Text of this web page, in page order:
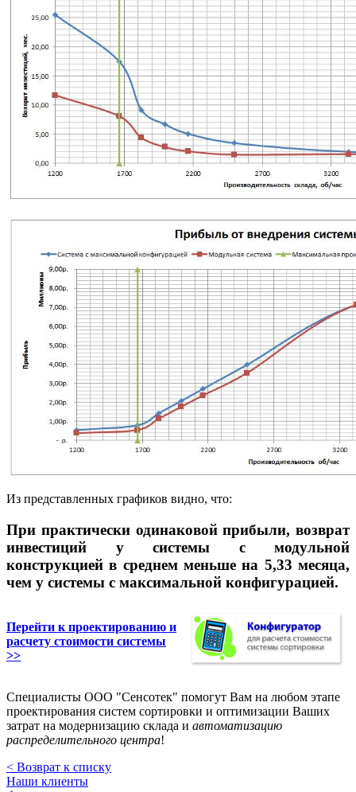
Из представленных графиков видно, что:
При практически одинаковой прибыли, возврат
инвестиций у системы с модульной
конструкцией в среднем меньше на 5,33 месяца,
чем у системы с максимальной конфигурацией.
Перейти к проектированию и
расчету стоимости системы
>>
Cпециалисты ООО "Сенсотек" помогут Вам на любом этапе
проектирования систем сортировки и оптимизации Ваших
затрат на модернизацию склада и автоматизацию
распределительного центра!
< Возврат к списку
Наши клиенты